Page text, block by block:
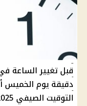
دقيقة يوم الخميس
التوقيت الصيفي 2025 على الموبايل